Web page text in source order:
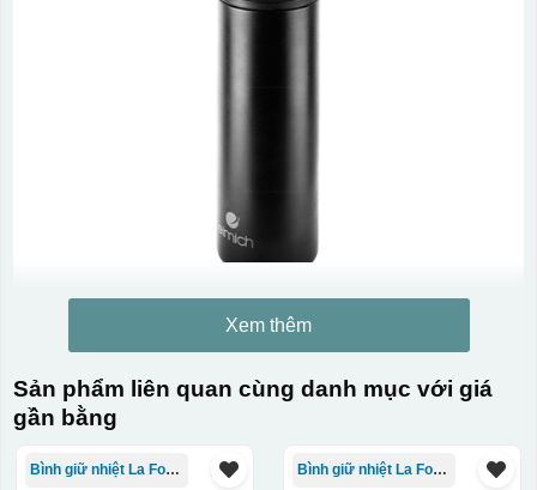
Xem thêm
Sản phẩm liên quan cùng danh mục với giá
gần bằng
Bình giữ nhiệt La Fonte Bình giữ nhiệt La Fonte